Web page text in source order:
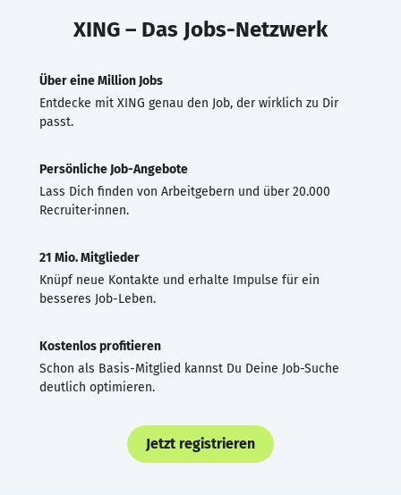
XING – Das Jobs-Netzwerk
Über eine Million Jobs
Entdecke mit XING genau den Job, der wirklich zu Dir
passt.
Persönliche Job-Angebote
Lass Dich finden von Arbeitgebern und über 20.000
Recruiter·innen.
21 Mio. Mitglieder
Knüpf neue Kontakte und erhalte Impulse für ein
besseres Job-Leben.
Kostenlos profitieren
Schon als Basis-Mitglied kannst Du Deine Job-Suche
deutlich optimieren.
Jetzt registrieren